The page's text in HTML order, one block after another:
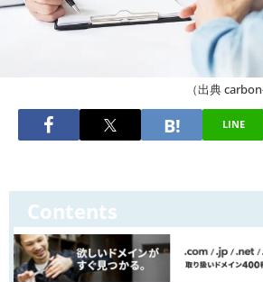
（出典
LINE
Contents